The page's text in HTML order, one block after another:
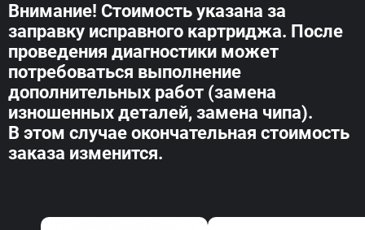
Внимание! Стоимость указана за
заправку исправного картриджа. После
проведения диагностики может
потребоваться выполнение
дополнительных работ (замена
изношенных деталей, замена чипа).
В этом случае окончательная стоимость
заказа изменится.